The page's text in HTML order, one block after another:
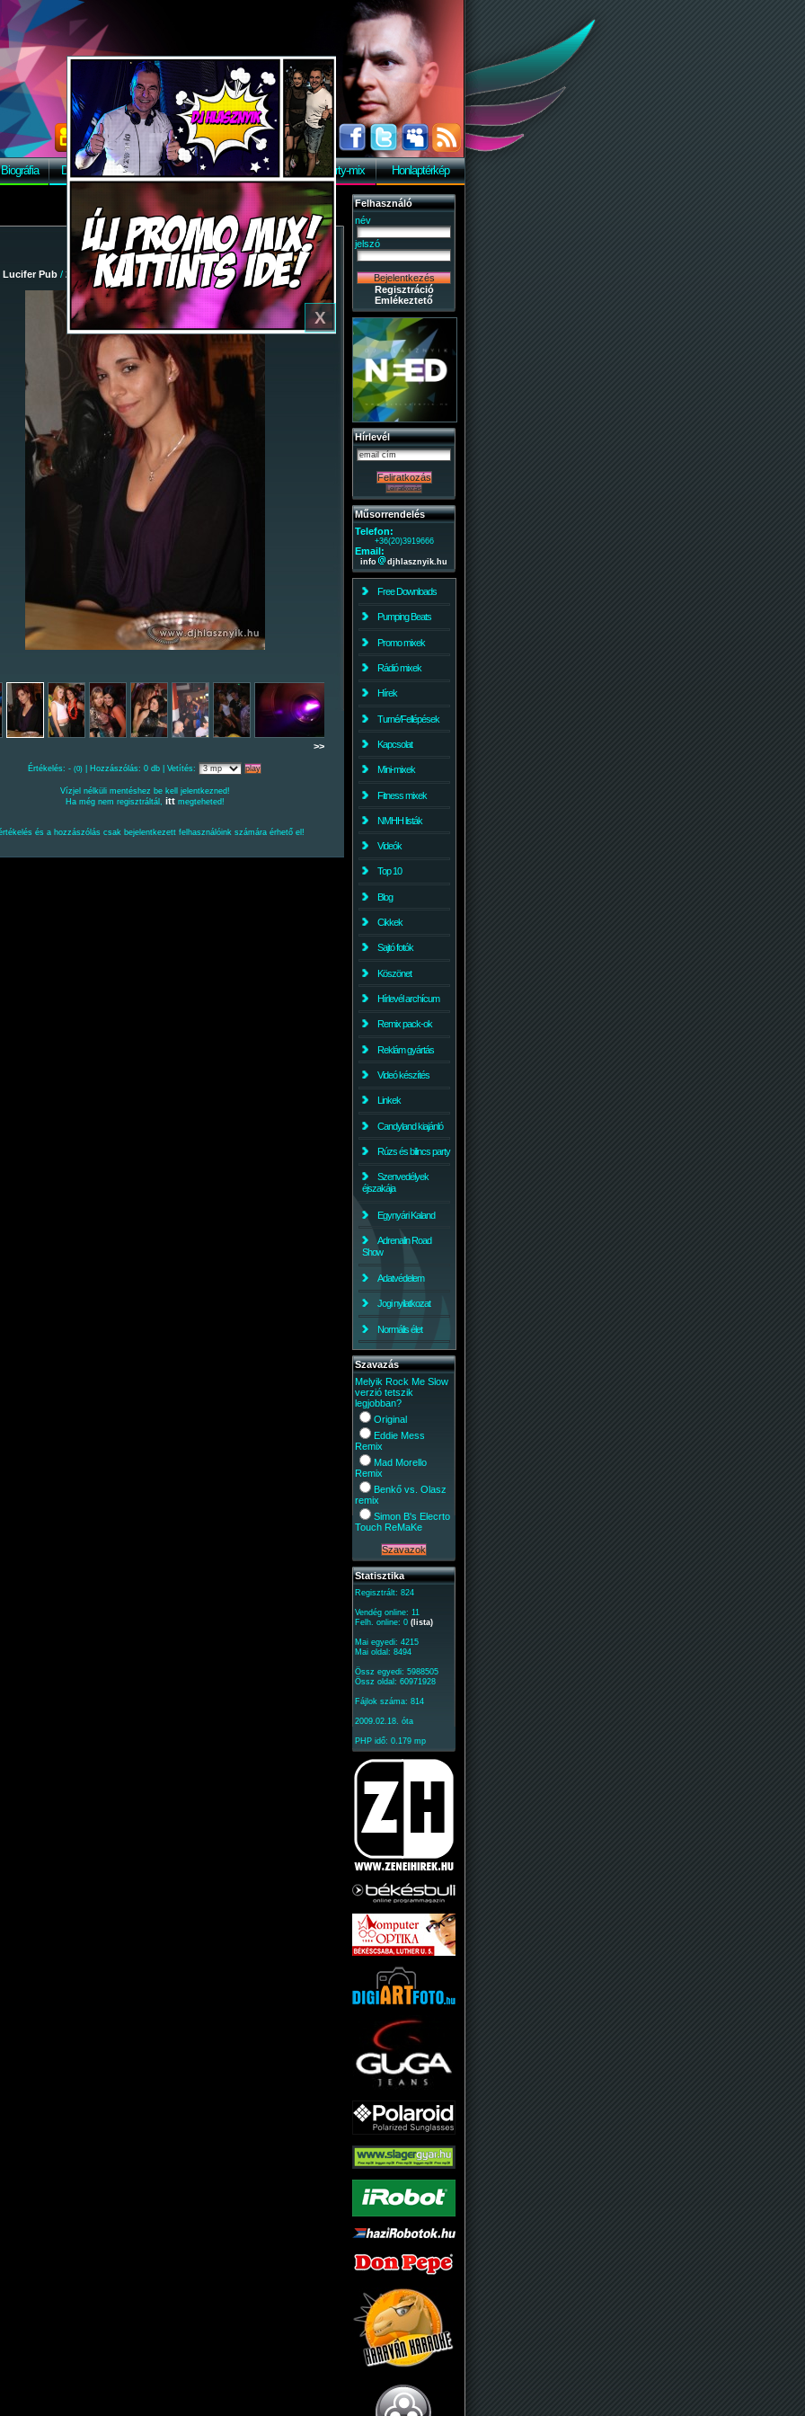
X
Biográfia Discográfia Képek Letöltés Vendégkönyv Party-mix Honlaptérkép
Lucifer Pub / 2009-10-09 - Jagermaister Club Night/ 12
>>
Értékelés: - (0) | Hozzászólás: 0 db | Vetítés:
Vízjel nélküli mentéshez be kell jelentkezned!
Ha még nem regisztráltál, ittmegteheted!
és a hozzászólás csak bejelentkezett felhasználóink számára érhető el!
Felhasználó
név
jelszó
Regisztráció
Emlékeztető
Hírlevél
Műsorrendelés
Telefon:
+36(20)3919666
Email:
info djhlasznyik.hu
Free Downloads
Pumping Beats
Promo mixek
Rádió mixek
Hírek
Turné/Fellépések
Kapcsolat
Mini-mixek
Fitness mixek
NMHH listák
Videók
Top 10
Blog
Cikkek
Sajtó fotók
Köszönet
Hírlevél archícum
Remix pack-ok
Reklám gyártás
Videó készítés
Linkek
Candyland kiajánló
Rúzs és bilincs party
Szenvedélyek
éjszakája
Egynyári Kaland
Adrenalin Road
Show
Adatvédelem
Jogi nyilatkozat
Normális élet
Szavazás
Melyik Rock Me Slow
verzió tetszik
legjobban?
Original
Eddie Mess
Remix
Mad Morello
Remix
Benkő vs. Olasz
remix
Simon B's Elecrto
Touch ReMaKe
Statisztika
Regisztrált: 824
Vendég online: 11
Felh. online: 0 (lista)
Mai egyedi: 4215
Mai oldal: 8494
Össz egyedi: 5988505
Össz oldal: 60971928
Fájlok száma: 814
2009.02.18. óta
PHP idő: 0.179 mp